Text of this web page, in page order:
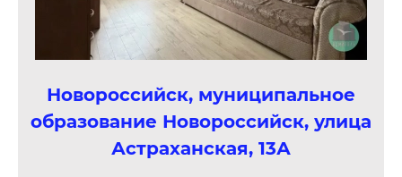
Новороссийск, муниципальное
образование Новороссийск, улица
Астраханская, 13А